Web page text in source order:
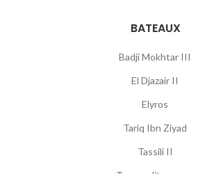
BATEAUX
Badji Mokhtar III
El Djazair II
Elyros
Tariq Ibn Ziyad
Tassili II